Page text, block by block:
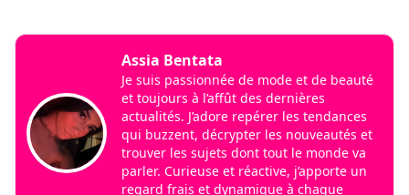
Assia Bentata
Je suis passionnée de mode et de beauté
et toujours à l’affût des dernières
actualités. J’adore repérer les tendances
qui buzzent, décrypter les nouveautés et
trouver les sujets dont tout le monde va
parler. Curieuse et réactive, j’apporte un
regard frais et dynamique à chaque